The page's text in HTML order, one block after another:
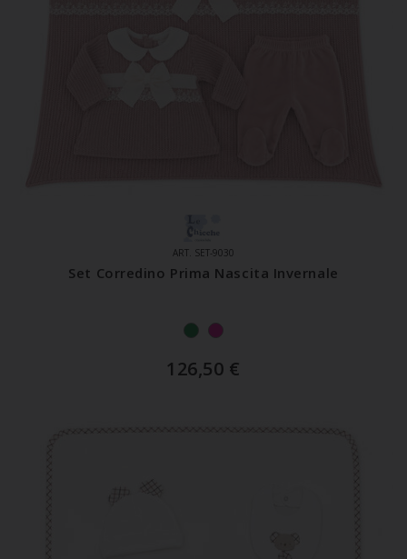
ART. SET-9030
Set Corredino Prima Nascita Invernale
126,50 €